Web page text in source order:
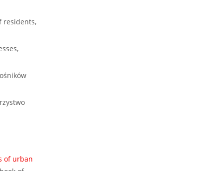
residents,
of urban